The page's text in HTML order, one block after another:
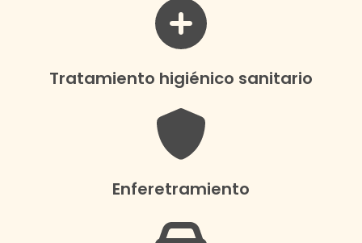
Tratamiento higiénico sanitario
Enferetramiento